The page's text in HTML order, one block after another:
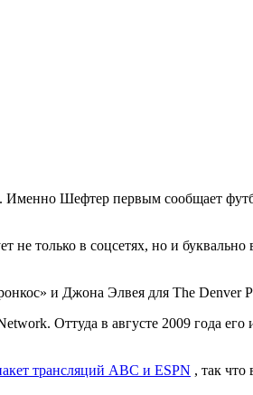
Именно Шефтер первым сообщает
только в соцсетях, но и буквально
и Джона Элвея для The Denver
Оттуда в августе 2009 года
трансляций ABC и ESPN , так